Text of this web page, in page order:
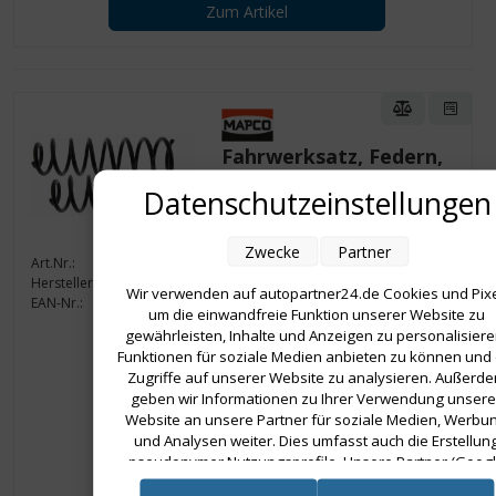
Zum Artikel
Fahrwerksatz, Federn,
Satz, Hinterachse,
RENAULT
Art.Nr.:
70120/2
Hersteller:
EAN-Nr.:
4043605187512
41,90 €
41,90 € pro Stück
inkl. gesetzl. MwSt., zzgl.Versandkosten
Verfügbar Lieferzeit: 1-2 Tage
Zum Artikel
Datenschutzeinstellungen
Wir verwenden auf autopartner24.de Cookies und
um die einwandfreie Funktion unserer Website zu
gewährleisten, Inhalte und Anzeigen zu
Funktionen für soziale Medien anbieten zu können und
Zugriffe auf unserer Website zu analysieren.
geben wir Informationen zu Ihrer Verwendung
Website an unsere Partner für soziale Medien,
und Analysen weiter. Dies umfasst auch die
pseudonymer Nutzungsprofile. Unsere Partner
Advertising Products) führen diese Informationen
Zwecke Partner